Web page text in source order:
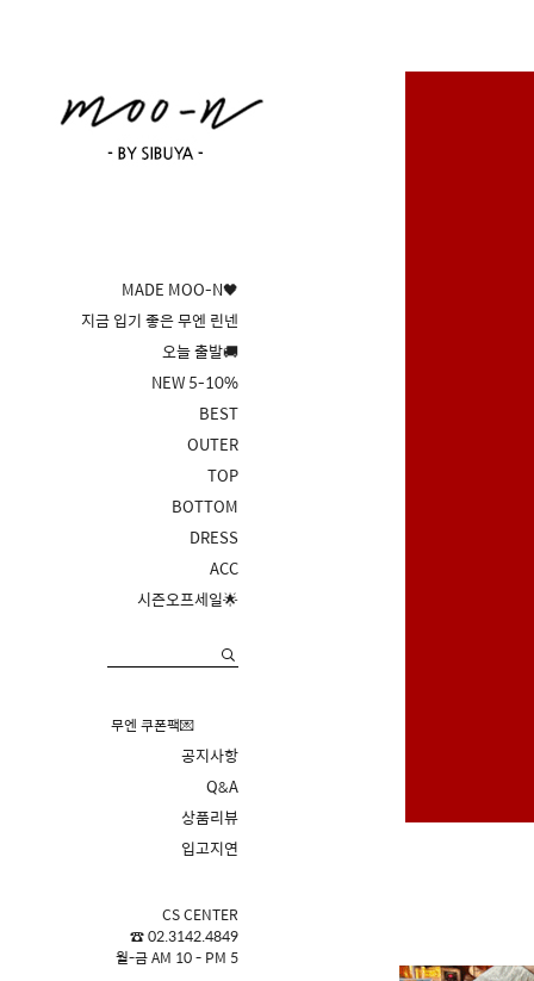
MADE MOO-N🖤
지금 입기 좋은 무엔 린넨
오늘 출발🚚
NEW 5-10%
BEST
OUTER
TOP
BOTTOM
DRESS
ACC
시즌오프세일🌟
무엔 쿠폰팩💌
공지사항
Q&A
상품리뷰
입고지연
CS CENTER
☎ 02.3142.4849
월-금 AM 10 - PM 5